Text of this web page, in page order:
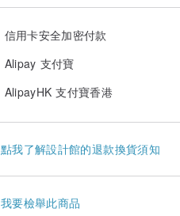
信用卡安全加密付款
Alipay 支付寶
AlipayHK 支付寶香港
點我了解設計館的退款換貨須知
我要檢舉此商品